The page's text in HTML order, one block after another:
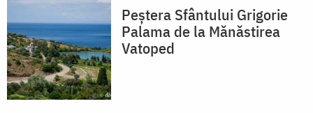
Peștera Sfântului Grigorie
Palama de la Mănăstirea
Vatoped